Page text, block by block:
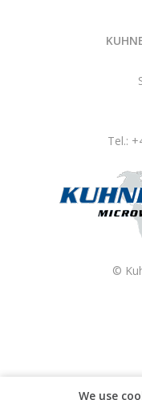
Tel.:
©
We use